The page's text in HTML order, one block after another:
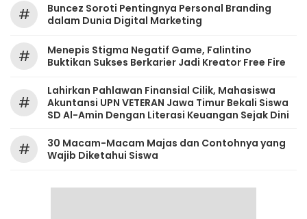
#
‎Buncez Soroti Pentingnya Personal Branding
dalam Dunia Digital Marketing
#
Menepis Stigma Negatif Game, Falintino
Buktikan Sukses Berkarier Jadi Kreator Free Fire
#
Lahirkan Pahlawan Finansial Cilik, Mahasiswa
Akuntansi UPN VETERAN Jawa Timur Bekali Siswa
SD Al-Amin Dengan Literasi Keuangan Sejak Dini
#
30 Macam-Macam Majas dan Contohnya yang
Wajib Diketahui Siswa